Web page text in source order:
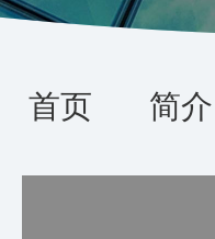
首页 简介